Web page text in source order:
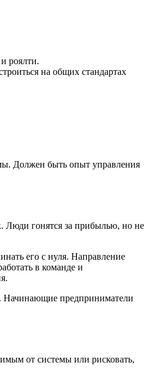
роялти.
на общих стандартах
Должен быть опыт управления
Люди гонятся за прибылью, но не
его с нуля. Направление
в команде и
Начинающие предприниматели
от системы или рисковать,